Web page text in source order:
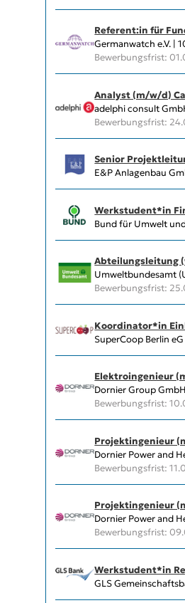
Referent:in für
Germanwatch e.V. |
Bewerbungsfrist:
Analyst (m/w/d)
adelphi consult
Bewerbungsfrist:
Senior
E&P Anlagenbau
Werkstudent*in
Bund für Umwelt
Abteilungs­leitung
Umweltbundesamt
Bewerbungsfrist:
Koordinator*in
SuperCoop Berlin
Elektroingenieur
Dornier Group
Bewerbungsfrist:
Projektingenieur
Dornier Power and
Bewerbungsfrist:
Projektingenieur
Dornier Power and
Bewerbungsfrist:
Werkstudent*in
GLS